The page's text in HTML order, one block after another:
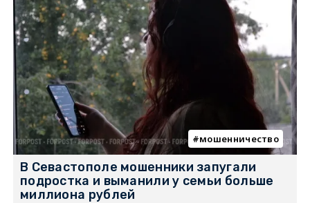
мошенничество
В Севастополе мошенники запугали
подростка и выманили у семьи больше
миллиона рублей